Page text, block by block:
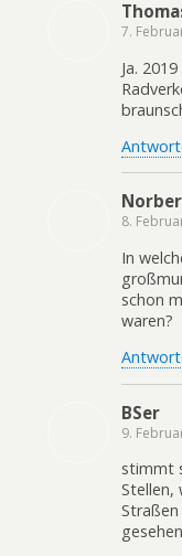
7.
Ja.
8.
In
schon
waren?
BSer
9.
stimmt
Stellen,